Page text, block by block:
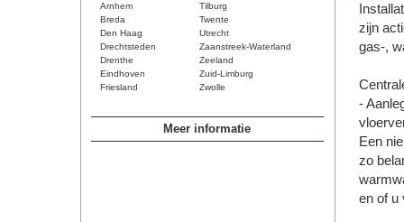
Arnhem
Tilburg
Breda
Twente
Den Haag
Utrecht
Drechtsteden
Zaanstreek-Waterland
Drenthe
Zeeland
Eindhoven
Zuid-Limburg
Friesland
Zwolle
Meer informatie
zijn
gas-,
-
Een
zo
en of u